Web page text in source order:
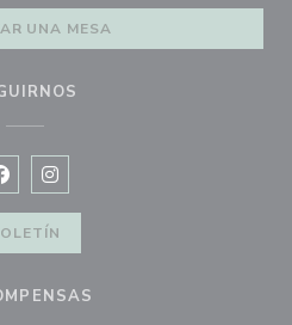
UNA MESA
((abre en una nueva
Instagram ((abre en una